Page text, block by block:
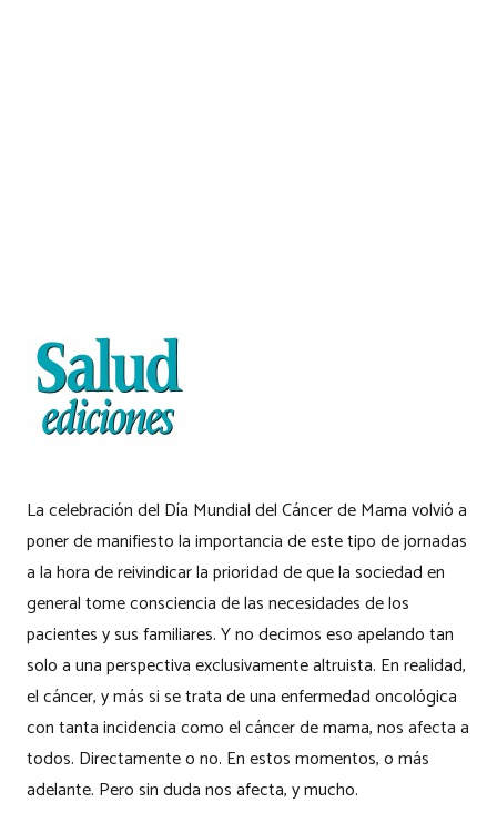
La celebración del Día Mundial del Cáncer de Mama volvió a
poner de manifiesto la importancia de este tipo de jornadas
a la hora de reivindicar la prioridad de que la sociedad en
general tome consciencia de las necesidades de los
pacientes y sus familiares. Y no decimos eso apelando tan
solo a una perspectiva exclusivamente altruista. En realidad,
el cáncer, y más si se trata de una enfermedad oncológica
con tanta incidencia como el cáncer de mama, nos afecta a
todos. Directamente o no. En estos momentos, o más
adelante. Pero sin duda nos afecta, y mucho.